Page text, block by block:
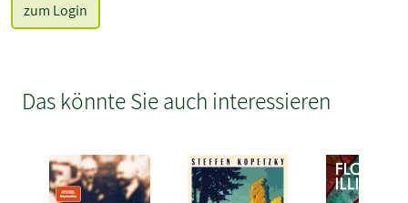
zum Login
Das könnte Sie auch interessieren